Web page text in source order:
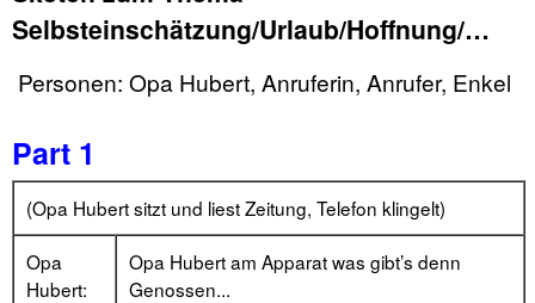
Selbsteinschätzung/Urlaub/Hoffnung/…
Personen: Opa Hubert, Anruferin, Anrufer, Enkel
Part 1
(Opa Hubert sitzt und liest Zeitung, Telefon klingelt)
Opa
Hubert:
Opa Hubert am Apparat was gibt’s denn
Genossen...